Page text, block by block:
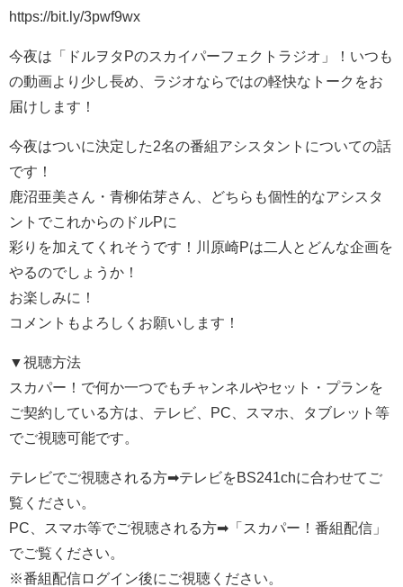
https://bit.ly/3pwf9wx
今夜は「ドルヲタPのスカイパーフェクトラジオ」！いつも
の動画より少し長め、ラジオならではの軽快なトークをお
届けします！
今夜はついに決定した2名の番組アシスタントについての話
です！
鹿沼亜美さん・青柳佑芽さん、どちらも個性的なアシスタ
ントでこれからのドルPに
彩りを加えてくれそうです！川原崎Pは二人とどんな企画を
やるのでしょうか！
お楽しみに！
コメントもよろしくお願いします！
▼視聴方法
スカパー！で何か一つでもチャンネルやセット・プランを
ご契約している方は、テレビ、PC、スマホ、タブレット等
でご視聴可能です。
テレビでご視聴される方➡テレビをBS241chに合わせてご
覧ください。
PC、スマホ等でご視聴される方➡「スカパー！番組配信」
でご覧ください。
※番組配信ログイン後にご視聴ください。